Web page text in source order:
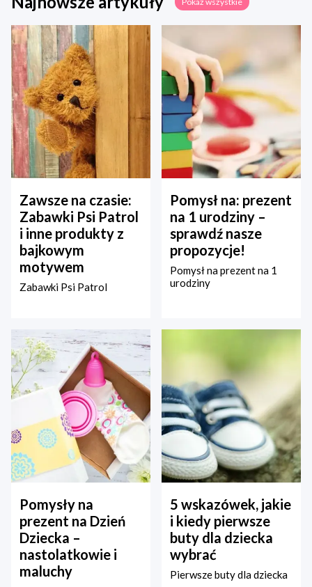
Zawsze na czasie:
Zabawki Psi Patrol
i inne produkty z
bajkowym
motywem
Zabawki Psi Patrol
Pomysł na: prezent
na 1 urodziny –
sprawdź nasze
propozycje!
Pomysł na prezent na 1
urodziny
Pomysły na
prezent na Dzień
Dziecka –
nastolatkowie i
maluchy
5 wskazówek, jakie
i kiedy pierwsze
buty dla dziecka
wybrać
Pierwsze buty dla dziecka